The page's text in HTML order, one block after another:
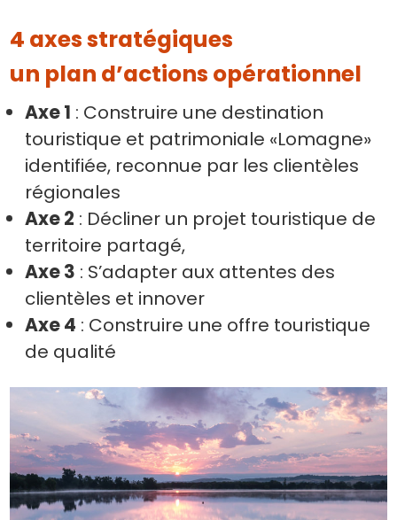
4 axes stratégiques
un plan d’actions opérationnel
Axe 1 : Construire une destination
touristique et patrimoniale «Lomagne»
identifiée, reconnue par les clientèles
régionales
Axe 2 : Décliner un projet touristique de
territoire partagé,
Axe 3 : S’adapter aux attentes des
clientèles et innover
Axe 4 : Construire une offre touristique
de qualité